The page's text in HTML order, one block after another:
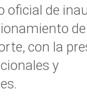
oficial de
con la
y